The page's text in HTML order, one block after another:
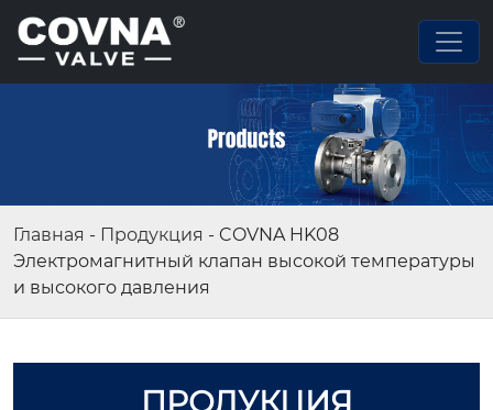
Главная - Продукция - COVNA HK08
Электромагнитный клапан высокой температуры
и высокого давления
ПРОДУКЦИЯ